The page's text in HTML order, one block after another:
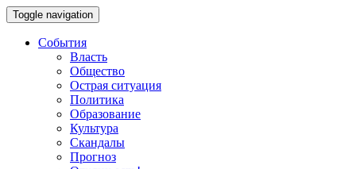
Toggle navigation
События
Власть
Общество
Острая ситуация
Политика
Образование
Культура
Скандалы
Прогноз